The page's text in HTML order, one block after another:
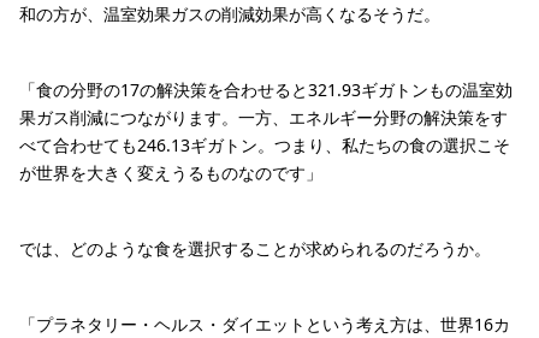
和の方が、温室効果ガスの削減効果が高くなるそうだ。
「食の分野の17の解決策を合わせると321.93ギガトンもの温室効
果ガス削減につながります。一方、エネルギー分野の解決策をす
べて合わせても246.13ギガトン。つまり、私たちの食の選択こそ
が世界を大きく変えうるものなのです」
では、どのような食を選択することが求められるのだろうか。
「プラネタリー・ヘルス・ダイエットという考え方は、世界16カ